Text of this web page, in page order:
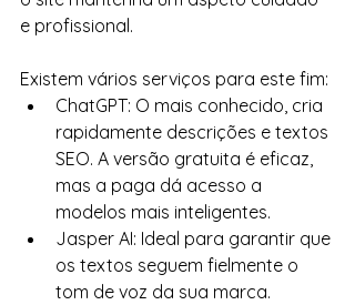
e profissional.
Existem vários serviços para este fim:
ChatGPT: O mais conhecido, cria
rapidamente descrições e textos
SEO. A versão gratuita é eficaz,
mas a paga dá acesso a
modelos mais inteligentes.
Jasper AI: Ideal para garantir que
os textos seguem fielmente o
tom de voz da sua marca.